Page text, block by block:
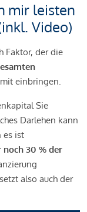
mir leisten
Video)
Faktor, der die
einbringen.
Sie
Darlehen kann
es ist
noch 30 % der
also auch der